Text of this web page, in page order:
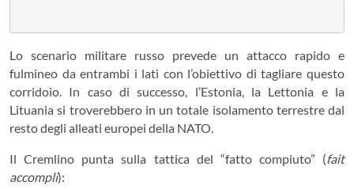
Lo scenario militare russo prevede un attacco rapido e
fulmineo da entrambi i lati con l’obiettivo di tagliare questo
corridoio. In caso di successo, l’Estonia, la Lettonia e la
Lituania si troverebbero in un totale isolamento terrestre dal
resto degli alleati europei della NATO.
Il Cremlino punta sulla tattica del “fatto compiuto” (fait
accompli):